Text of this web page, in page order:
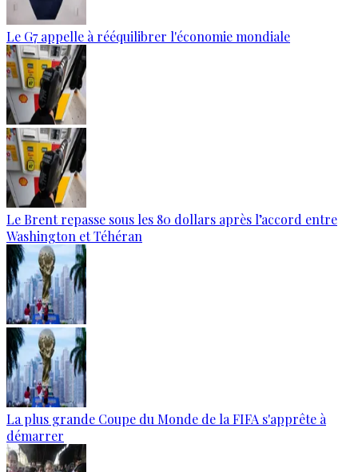
Le G7 appelle à rééquilibrer l'économie mondiale
Le Brent repasse sous les 80 dollars après l’accord entre
Washington et Téhéran
La plus grande Coupe du Monde de la FIFA s'apprête à
démarrer